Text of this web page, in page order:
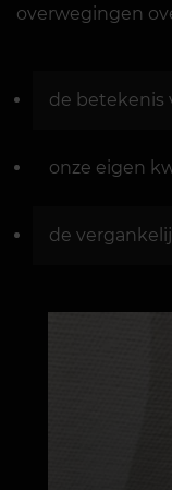
overwegingen
de betekenis
onze eigen
de